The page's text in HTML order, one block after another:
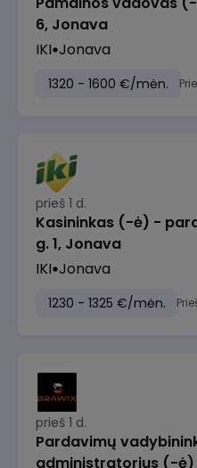
6, Jonava
IKI Jonava
1320 - 1600 €/mėn.
prieš 1 d.
Kasininkas (-ė) -
g. 1, Jonava
IKI Jonava
1230 - 1325 €/mėn.
prieš 1 d.
Pardavimų
administratorius (-ė)